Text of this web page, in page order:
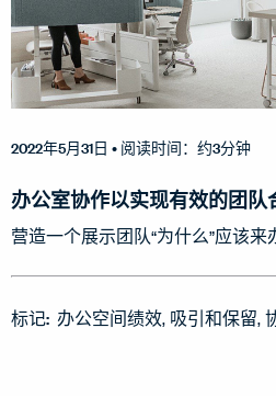
2022年5月31日 • 阅读时间：约3分钟
办公室协作以实现有效的团队
营造一个展示团队“为什么”应该
标记: 办公空间绩效 吸引和保留